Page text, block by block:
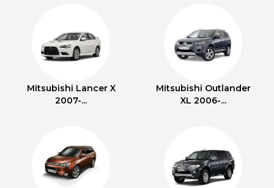
Mitsubishi Lancer X
2007-...
Mitsubishi Outlander
XL 2006-...